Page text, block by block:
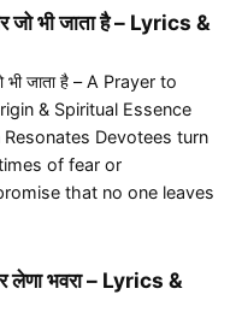
जो भी जाता है – Lyrics &
भी जाता है – A Prayer to
& Spiritual Essence
Devotees turn
of fear or
that no one leaves
लेणा भवरा – Lyrics &